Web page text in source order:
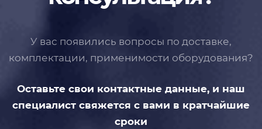
У вас появились вопросы по доставке,
комплектации, применимости оборудования?
Оставьте свои контактные данные, и наш
специалист свяжется с вами в кратчайшие
сроки